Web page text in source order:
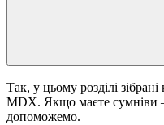
Так, у цьому розділі
MDX. Якщо маєте сумніви
допоможемо.